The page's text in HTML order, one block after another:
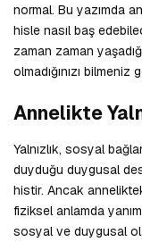
normal. Bu yazımda
hisle nasıl baş
zaman zaman
olmadığınızı bilmeniz
Annelikte
Yalnızlık, sosyal
duyduğu duygusal
histir. Ancak
fiziksel anlamda
sosyal ve duygusal